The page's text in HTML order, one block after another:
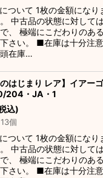
ついて 1枚の金額になり
。 中古品の状態に対して
、 極端にこだわりのあ
さい。 ■在庫は十分注
在庫…
のはじまり レア】イアー
・JA・1
込)
個
ついて 1枚の金額になり
。 中古品の状態に対して
、 極端にこだわりのあ
さい。 ■在庫は十分注